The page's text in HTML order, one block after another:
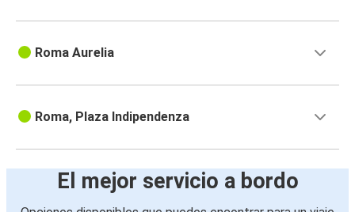
Roma Aurelia
Roma, Plaza Indipendenza
El mejor servicio a bordo